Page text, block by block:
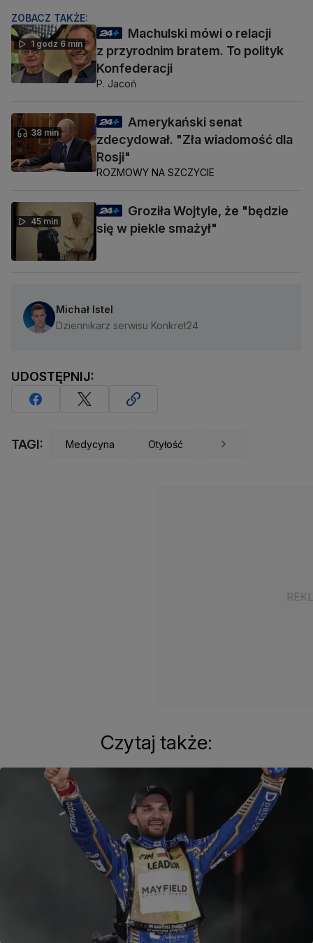
ZOBACZ TAKŻE:
1 godz 6 min
Machulski mówi o relacji
z przyrodnim bratem. To polityk
Konfederacji
P. Jacoń
38 min
Amerykański senat
zdecydował. "Zła wiadomość dla
Rosji"
ROZMOWY NA SZCZYCIE
45 min
Groziła Wojtyle, że "będzie
się w piekle smażył"
Michał Istel
Dziennikarz serwisu Konkret24
UDOSTĘPNIJ:
TAGI: Medycyna Otyłość
Czytaj także: